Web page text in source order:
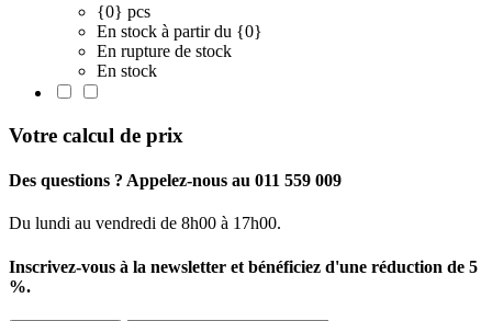
{0} pcs
En stock à partir du {0}
En rupture de stock
En stock
Votre calcul de prix
Des questions ? Appelez-nous au 011 559 009
Du lundi au vendredi de 8h00 à 17h00.
Inscrivez-vous à la newsletter et bénéficiez d'une réduction de 5
%.